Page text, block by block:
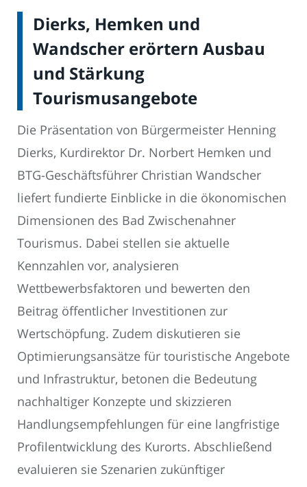
Dierks, Hemken und
Wandscher erörtern Ausbau
und Stärkung
Tourismusangebote
Die Präsentation von Bürgermeister Henning
Dierks, Kurdirektor Dr. Norbert Hemken und
BTG-Geschäftsführer Christian Wandscher
liefert fundierte Einblicke in die ökonomischen
Dimensionen des Bad Zwischenahner
Tourismus. Dabei stellen sie aktuelle
Kennzahlen vor, analysieren
Wettbewerbsfaktoren und bewerten den
Beitrag öffentlicher Investitionen zur
Wertschöpfung. Zudem diskutieren sie
Optimierungsansätze für touristische Angebote
und Infrastruktur, betonen die Bedeutung
nachhaltiger Konzepte und skizzieren
Handlungsempfehlungen für eine langfristige
Profilentwicklung des Kurorts. Abschließend
evaluieren sie Szenarien zukünftiger